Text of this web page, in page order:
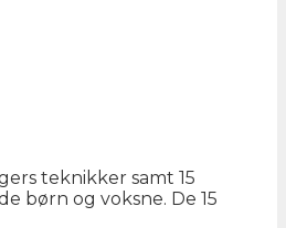
teknikker samt 15
børn og voksne. De 15